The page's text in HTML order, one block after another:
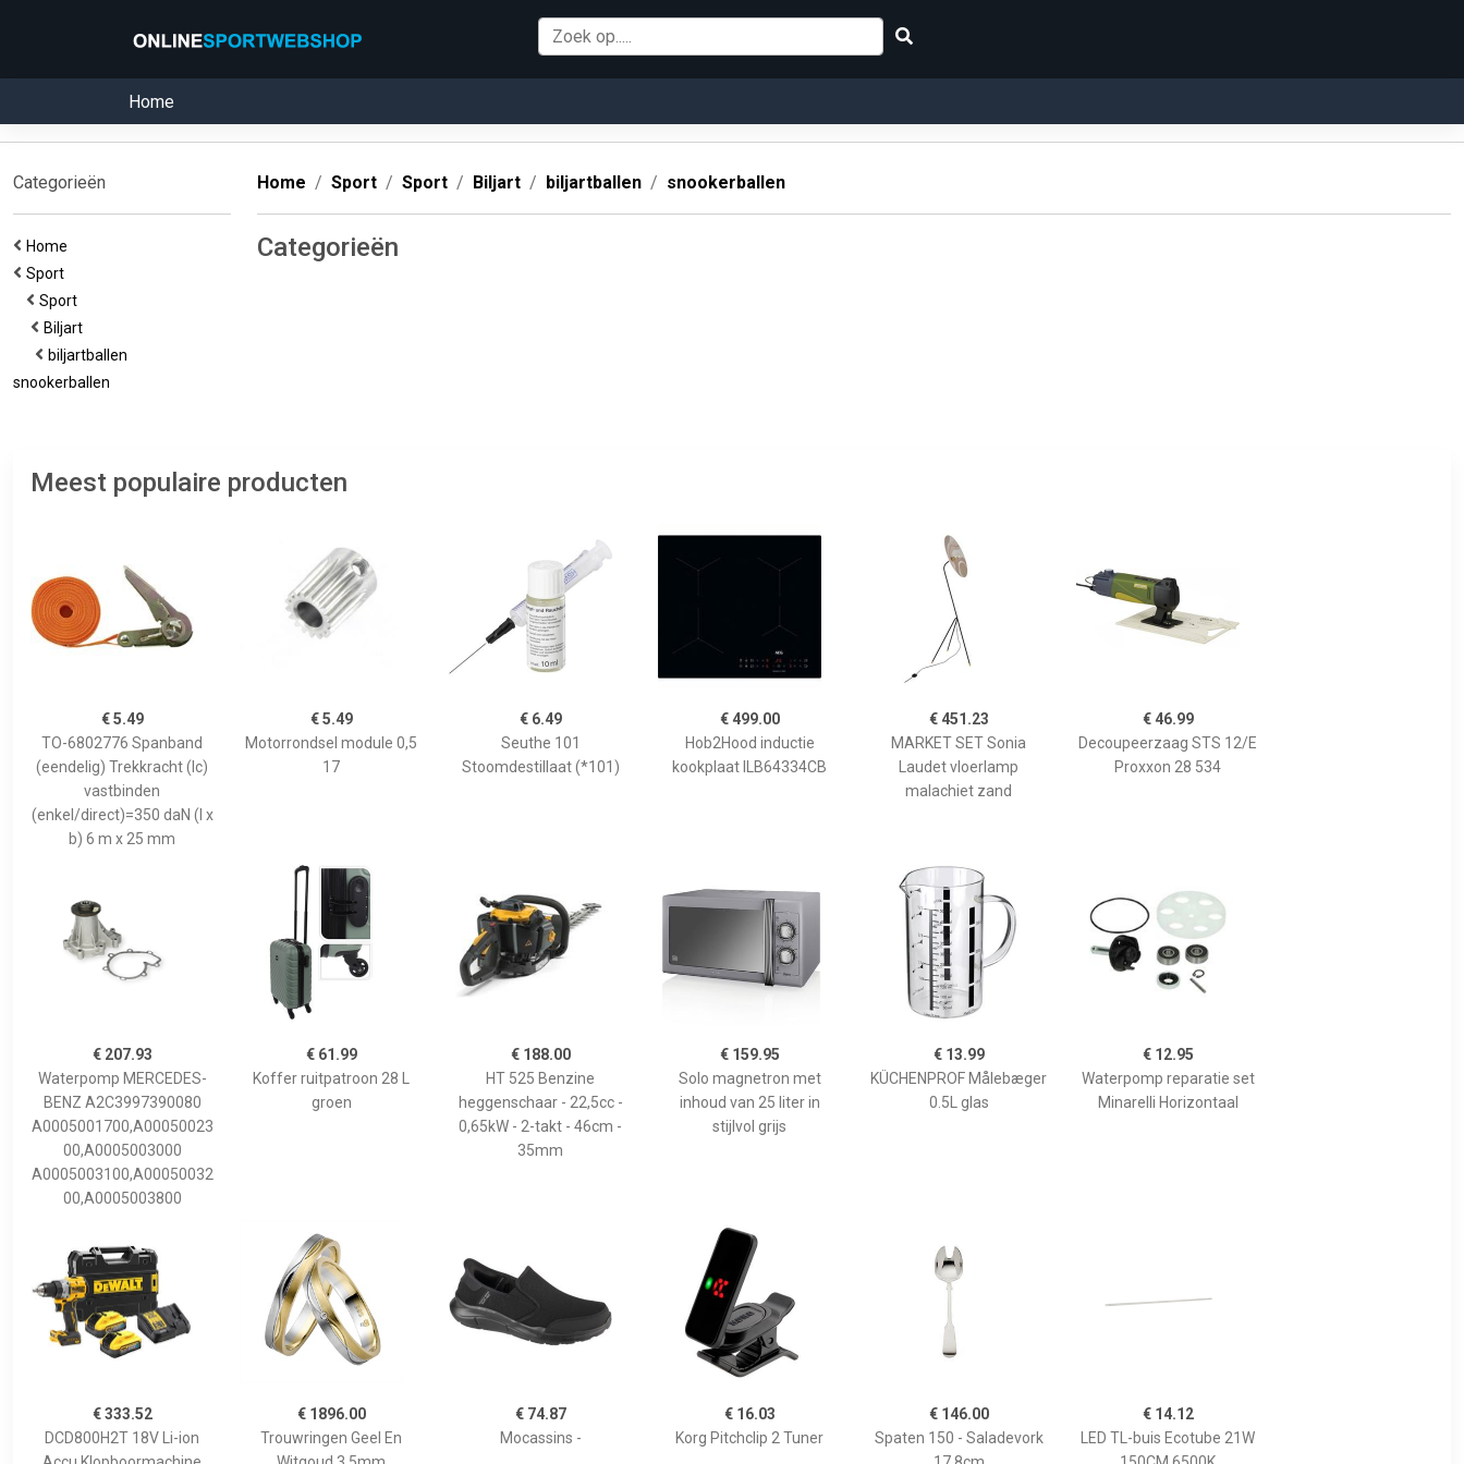
Home
Categorieën
Home
Sport
Sport
Biljart
biljartballen
snookerballen
Home Sport Sport Biljart biljartballen snookerballen
Categorieën
Meest populaire producten
€ 5.49
TO-6802776 Spanband
(eendelig) Trekkracht (lc)
vastbinden
(enkel/direct)=350 daN (l x
b) 6 m x 25 mm
€ 5.49
Motorrondsel module 0,5
17
€ 6.49
Seuthe 101
Stoomdestillaat (*101)
€ 499.00
Hob2Hood inductie
kookplaat ILB64334CB
€ 451.23
MARKET SET Sonia
Laudet vloerlamp
malachiet zand
€ 46.99
Decoupeerzaag STS 12/E
Proxxon 28 534
€ 207.93
Waterpomp MERCEDES-
BENZ A2C3997390080
A0005001700,A00050023
00,A0005003000
A0005003100,A00050032
00,A0005003800
€ 61.99
Koffer ruitpatroon 28 L
groen
€ 188.00
HT 525 Benzine
heggenschaar - 22,5cc -
0,65kW - 2-takt - 46cm -
35mm
€ 159.95
Solo magnetron met
inhoud van 25 liter in
stijlvol grijs
€ 13.99
KÜCHENPROF Målebæger
0.5L glas
€ 12.95
Waterpomp reparatie set
Minarelli Horizontaal
€ 333.52
DCD800H2T 18V Li-ion
€ 1896.00
Trouwringen Geel En
€ 74.87
Mocassins -
€ 16.03
Korg Pitchclip 2 Tuner
€ 146.00
Spaten 150 - Saladevork
€ 14.12
LED TL-buis Ecotube 21W